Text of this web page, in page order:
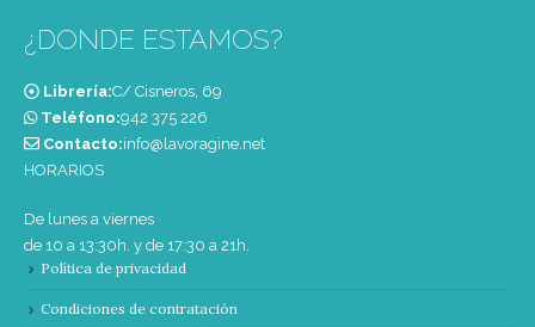
¿DONDE ESTAMOS?
Librería:C/ Cisneros, 69
Teléfono:‭942 375 226‬
Contacto:info@lavoragine.net
HORARIOS
De lunes a viernes
de 10 a 13:30h. y de 17:30 a 21h.
Política de privacidad
Condiciones de contratación